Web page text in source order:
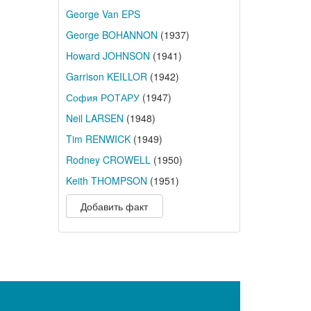
George Van EPS
George BOHANNON (1937)
Howard JOHNSON (1941)
Garrison KEILLOR(1942)
София РОТАРУ(1947)
Neil LARSEN (1948)
Tim RENWICK(1949)
Rodney CROWELL(1950)
Keith THOMPSON (1951)
Добавить факт